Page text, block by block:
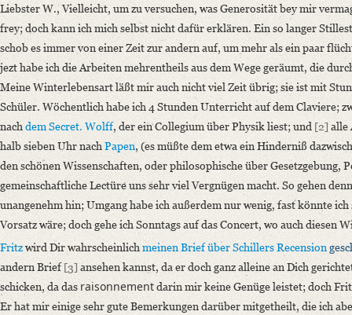
Place of Destination: Amsterdam GND
Date: 07.12.1791
Notations: Empfangsort erschlossen.
Manuscript
Provider: Dresden, Sächsische Landesbibliothek - Staats- und
OAI Id: DE-1a-34097
Classification Number: Mscr.Dresd.e.90,XIX,Bd.23,Nr.65
Number of Pages: 6S. auf Doppelbl., hs. m. U.
Format: 19,1 x 11,6 cm
Incipit: „[1] Hannover den 7 Decb. 1791
Liebster W., Vielleicht, um zu versuchen, was Generosität bey mir
Language
German
Editors
Liebster W., Vielleicht, um zu versuchen, was Generosität bey mir
frey; doch kann ich mich selbst nicht dafür erklären. Ein so langer
schob es immer von einer Zeit zur andern auf, um mehr als ein paar
jezt habe ich die Arbeiten mehrentheils aus dem Wege geräumt, die
Meine Winterlebensart läßt mir auch nicht viel Zeit übrig; sie ist mit
Schüler. Wöchentlich habe ich 4 Stunden Unterricht auf dem Claviere;
nach dem Secret. Wolff, der ein Collegium über Physik liest; und [2] alle
halb sieben Uhr nach Papen, (es müßte dem etwa ein Hinderniß
den schönen Wissenschaften, oder philosophische über Gesetzgebung,
gemeinschaftliche Lectüre uns sehr viel Vergnügen macht. So gehen
unangenehm hin; Umgang habe ich außerdem nur wenig, fast könnte
Vorsatz wäre; doch gehe ich Sonntags auf das Concert, wo auch diesen
Fritzwird Dir wahrscheinlich meinen Brief überSchillersRecension
andern Brief[3]ansehen kannst, da er doch ganz alleine an Dich
schicken, da das raisonnementdarin mir keine Genüge leistet; doch
Er hat mir einige sehr gute Bemerkungen darüber mitgetheilt, die ich